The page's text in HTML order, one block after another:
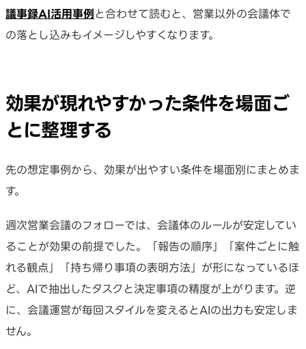
議事録AI活用事例 と合わせて読むと、営業以外の会議体で
の落とし込みもイメージしやすくなります。
効果が現れやすかった条件を場面ご
とに整理する
先の想定事例から、効果が出やすい条件を場面別にまとめま
す。
週次営業会議のフォローでは、会議体のルールが安定してい
ることが効果の前提でした。「報告の順序」「案件ごとに触
れる観点」「持ち帰り事項の表明方法」が形になっているほ
ど、AIで抽出したタスクと決定事項の精度が上がります。逆
に、会議運営が毎回スタイルを変えるとAIの出力も安定しま
せん。